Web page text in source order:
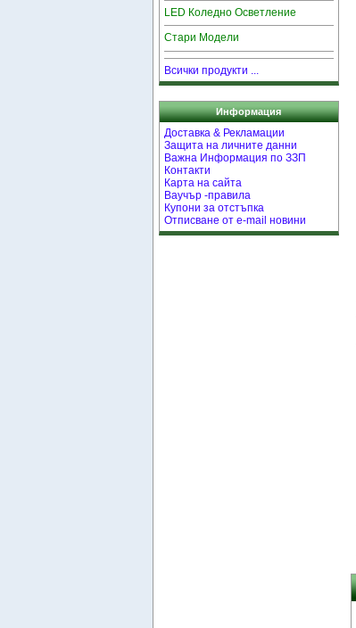
LED Коледно Осветление
Стари Модели
Всички продукти ...
Информация
Доставка & Рекламации
Защита на личните данни
Важна Информация по ЗЗП
Контакти
Карта на сайта
Ваучър -правила
Купони за отстъпка
Отписване от e-mail новини